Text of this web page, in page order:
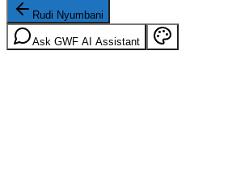
Rudi Nyumbani
Ask GWF AI Assistant